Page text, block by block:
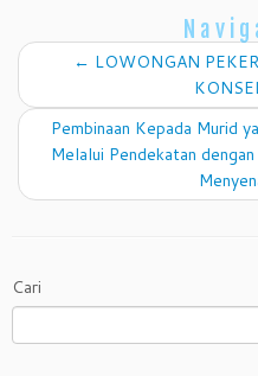
← LOWONGAN
Pembinaan Kepada Murid
Melalui Pendekatan
Cari